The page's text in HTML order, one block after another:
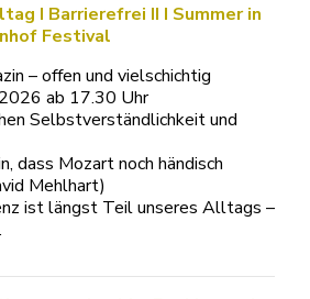
I Barrierefrei II I Summer in
Festival
– offen und vielschichtig
ab 17.30 Uhr
Selbstverständlichkeit und
dass Mozart noch händisch
Mehlhart)
ist längst Teil unseres Alltags –